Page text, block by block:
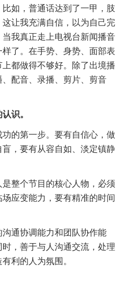
如，普通话达到了一甲，肢
让我充满自信，以为自己完
我真正走上电视台新闻播音
了。在手势、身势、面部表
都做得不够好。除了出境播
配音、录播、剪片、剪音
识。
的第一步。要有自信心，做
，要有从容自如、淡定镇静
整个节目的核心人物，必须
应变能力，要有精准的时间
通协调能力和团队协作能
，善于与人沟通交流，处理
利的人为氛围。